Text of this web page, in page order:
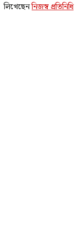
লিখেছেননিজস্ব প্রতিনিধি